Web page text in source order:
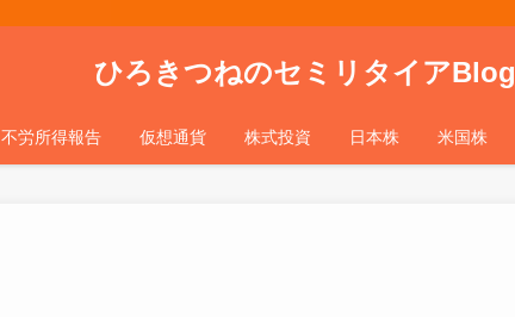
ひろきつねのセミリタイアBlog
不労所得報告 仮想通貨 株式投資 日本株 米国株